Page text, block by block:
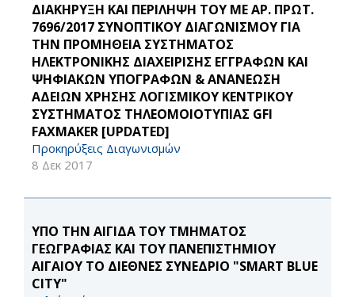
ΔΙΑΚΗΡΥΞΗ ΚΑΙ ΠΕΡΙΛΗΨΗ ΤΟΥ ΜΕ ΑΡ. ΠΡΩΤ.
7696/2017 ΣΥΝΟΠΤΙΚΟΥ ΔΙΑΓΩΝΙΣΜΟΥ ΓΙΑ
ΤΗΝ ΠΡΟΜΗΘΕΙΑ ΣΥΣΤΗΜΑΤΟΣ
ΗΛΕΚΤΡΟΝΙΚΗΣ ΔΙΑΧΕΙΡΙΣΗΣ ΕΓΓΡΑΦΩΝ ΚΑΙ
ΨΗΦΙΑΚΩΝ ΥΠΟΓΡΑΦΩΝ & ΑΝΑΝΕΩΣΗ
ΑΔΕΙΩΝ ΧΡΗΣΗΣ ΛΟΓΙΣΜΙΚΟΥ ΚΕΝΤΡΙΚΟΥ
ΣΥΣΤΗΜΑΤΟΣ ΤΗΛΕΟΜΟΙΟΤΥΠΙΑΣ GFI
FAXMAKER [UPDATED]
Προκηρύξεις Διαγωνισμών
8 Δεκ 2017
YΠΟ ΤΗΝ ΑΙΓΙΔΑ ΤΟΥ ΤΜΗΜΑΤΟΣ
ΓΕΩΓΡΑΦΙΑΣ ΚΑΙ ΤΟΥ ΠΑΝΕΠΙΣΤΗΜΙΟΥ
ΑΙΓΑΙΟΥ ΤΟ ΔΙΕΘΝΕΣ ΣΥΝΕΔΡΙΟ "SMART BLUE
CITY"